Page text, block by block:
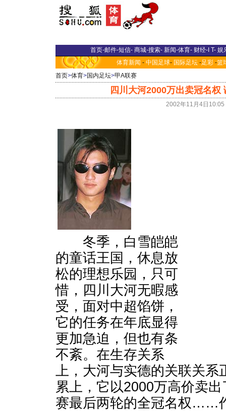
首页-邮件-短信- 商城-搜索- 新闻-体育- 财经-I T- 娱
体育新闻 - 中国足球- 国际足坛 -足彩 -篮
首页>体育>国内足坛>甲A联赛
四川大河2000万出卖冠名权
2002年11月4日
冬季，白雪皑皑
的童话王国，休息放
松的理想乐园，只可
惜，四川大河无暇感
受，面对中超馅饼，
它的任务在年底显得
更加急迫，但也有条
不紊。在生存关系
上，大河与实德的关联关系
累上，它以2000万高价卖
赛最后两轮的全冠名权……